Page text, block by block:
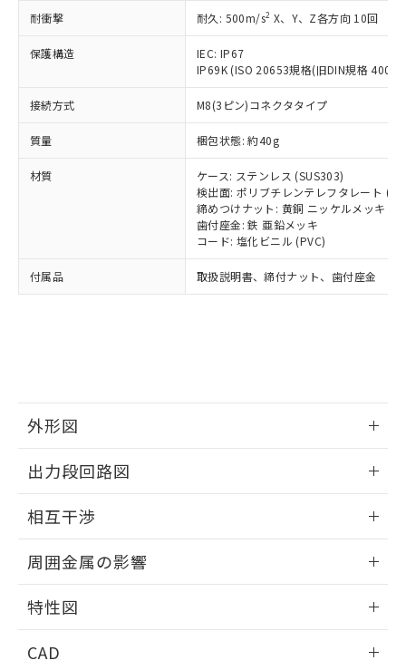
耐衝撃 耐久: 500m/s2 X、Y、Z各方向 10回
保護構造
IEC: IP67
IP69K (ISO 20653規格(旧DIN規格
接続方式 M8(3ピン)コネクタタイプ
質量 梱包状態: 約40g
材質
ケース: ステンレス (SUS303)
検出面: ポリブチレンテレフタレート
締めつけナット: 黄銅 ニッケルメッキ
歯付座金: 鉄 亜鉛メッキ
コード: 塩化ビニル (PVC)
付属品 取扱説明書、締付ナット、歯付座金
外形図
外形図
出力段回路図
出力段回路図
相互干渉
相互干渉
周囲金属の影響
周囲金属の影響
特性図
CAD
覧された時点での実際の在庫および標
準価格とは異なる場合があることをご
了承ください。
正式な納期状況および標準価格はお客
様のお取引先、またはお客様担当のオ
ムロン制御機器販売店・当社販売員に
ご相談ください。
オムロン制御機器販売店や当社販売拠
販売ネットワーク
」をご確認
在庫状況および標準価格結果を当社の
事前の承諾なく第三者に漏洩または開
示しないようお願いします。
マイパーツ機能（部品リスト作成サー
品・サービスに関するお客様との取
※当社の共同利用者とは、
の共同利用に関して"
用者の範囲」に記載されている法人を
六価クロム(Cr(Ⅵ)) 1000ppm以下、ポリ臭化ビフェニル
類(PBB) 1000ppm以下、ポリ臭化ジフェニルエーテル類
(PBDE) 1000ppm以下、フタル酸ビス(2-エチルヘキシ
ル) (DEHP)(別名：DOP) 1000ppm以下、フタル酸ブチ
ルベンジル（BBP） 1000ppm以下、フタル酸ジブチル
（DBP） 1000ppm以下、フタル酸ジイソブチル
フタル酸エステル類の４物質については閾値を超える意
図的な使用がないことを確認しています。
部品在庫の切り替え状況などにより、予定
月が前後することがあります。
とができます。
EU RoHS指令（10物質）の非含有証明書
51物質の非含有証明書（当社基準）
※本証明書は発行日時点で非含有を証明す
るもので、過去に遡って非含有を証明する
ものではありません。
物質の対応では、対応完了までの期間は出
荷製品に未対応品が混在することから備考
欄に対応日を記載しておりました。
*中国RoHS10物質の基準値 (GB/T26572)：
Pb(鉛) :1000ppm、 Hg(水銀) : 1000ppm、 Cd(カドミウ
Cr(Ⅵ)(六価クロム) : 1000ppm、 PBBs(ポリ臭化ビフェ
ニル類) : 1000ppm、 PBDEs(ポリ臭化ジフェニルエーテ
DBP(フタル酸ジブチル) : 1000ppm、 DIBP(フタル酸ジ
イソブチル) : 1000ppm、 BBP(フタル酸ブチルベンジ
DEHP(フタル酸ビス(2-エチルヘキシル)) : 1000ppm
※2 環境保護使用期限
「ｅ」：有害物質（10物質）のすべてが基
準値以下であることを示します。
「10」：通常の使用状況下において有害物
質が外部に漏えいし、環境に深刻な影響を
及ぼさない年数を意味します。
国政府の輸出許可(または役務取引許
可)を取得するなどの必要な手続きを
当社は規制貨物を破棄する場合は、完
全に破砕するなど、違法に輸出されな
いよう必要な手段を講じます。
当社は貴社製品を、核兵器、ミサイ
ル、化学兵器、生物兵器またはその他
武器並びにこれらの製造装置等に一切
使用いたしません。
当社は、貴社製品を第三者に販売する
場合は、上記1、2および3の内容を当
該第三者に通知します。また当社は、
販売先および販売に係わる関係者が違
法に輸出するおそれがある場合は、取
一定数以上の在庫あり
一定数には満たないが在庫あり
在庫なし(最新の在庫状況につ
いては、お客様のお取引先、ま
たはお客様担当のオムロン制御
機器販売店・当社販売員にご確
認ください)
白
受注生産機種、また在庫状況の
情報を公開していない機種